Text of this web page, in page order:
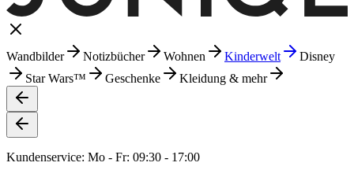
Wandbilder Notizbücher Wohnen Kinderwelt
Disney
Star Wars™
Geschenke Kleidung & mehr
Kundenservice: Mo - Fr: 09:30 - 17:00